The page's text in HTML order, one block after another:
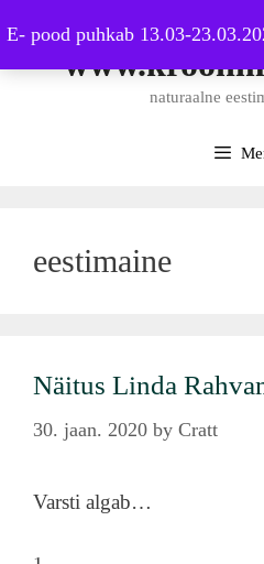
E- pood puhkab 13.03-
to
content
naturaalne
eestimaine
Näitus Linda
30. jaan. 2020 by Cratt
Varsti algab…